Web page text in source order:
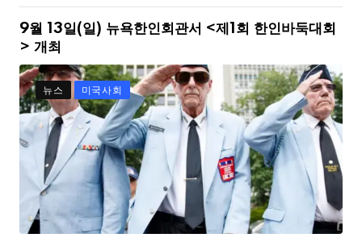
9월 13일(일) 뉴욕한인회관서 <제1회 한인바둑대회
> 개최
뉴스 미국사회